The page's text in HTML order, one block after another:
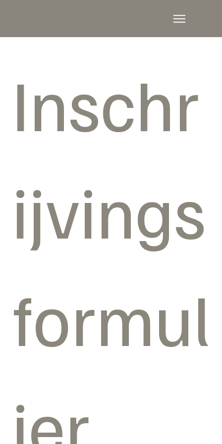
Inschr
ijvings
formul